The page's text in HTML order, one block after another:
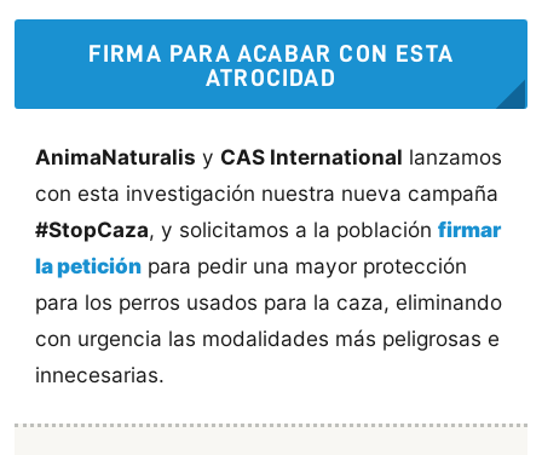
FIRMA PARA ACABAR CON ESTA
ATROCIDAD
AnimaNaturalis y CAS International lanzamos
con esta investigación nuestra nueva campaña
#StopCaza, y solicitamos a la población firmar
la peticiónpara pedir una mayor protección
para los perros usados para la caza, eliminando
con urgencia las modalidades más peligrosas e
innecesarias.